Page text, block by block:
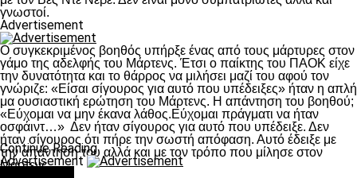
γνωστοί.
Advertisement
Ο συγκεκριμένος βοηθός υπήρξε ένας από τους μάρτυρες στον
γάμο της αδελφής του Μάρτενς. Έτσι ο παίκτης του ΠΑΟΚ είχε
την δυνατότητα και το θάρρος να μιλήσει μαζί του αφού τον
γνώριζε: «Είσαι σίγουρος για αυτό που υπέδειξες» ήταν η απλή
μα ουσιαστική ερώτηση του Μάρτενς. Η απάντηση του βοηθού;
«Εύχομαι να μην έκανα λάθος.Εύχομαι πράγματι να ήταν
οσφάιντ…» Δεν ήταν σίγουρος για αυτό που υπέδειξε. Δεν
ήταν σίγουρος ότι πήρε την σωστή απόφαση. Αυτό έδειξε με
την απάντηση του αλλά και με τον τρόπο που μίλησε στον
Μάρτενς.
Continue Reading
Advertisement